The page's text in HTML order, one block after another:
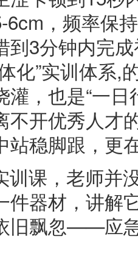
，频率保
到3分钟内完
化”实训体系,
灌，也是“一
不开优秀人才
站稳脚跟，更
训课，老师并
器材，讲解
旧飘忽——应